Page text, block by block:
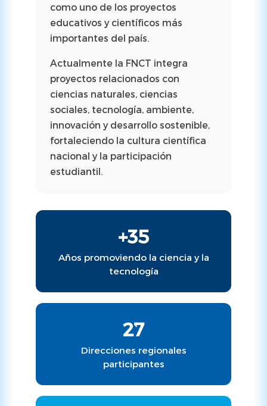
como uno de los proyectos
educativos y científicos más
importantes del país.
Actualmente la FNCT integra
proyectos relacionados con
ciencias naturales, ciencias
sociales, tecnología, ambiente,
innovación y desarrollo sostenible,
fortaleciendo la cultura científica
nacional y la participación
estudiantil.
+35
Años promoviendo la ciencia y la
tecnología
27
Direcciones regionales
participantes